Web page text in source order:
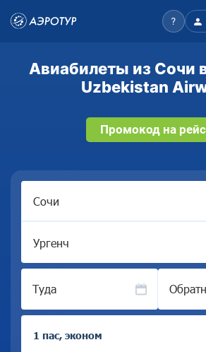
Авиабилеты из Сочи
Uzbekistan
Промокод на
Туда
1 пас, эконом